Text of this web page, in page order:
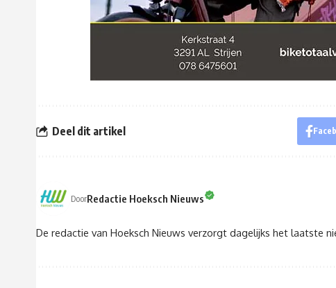
Deel dit artikel
DoorRedactie Hoeksch Nieuws
De redactie van Hoeksch Nieuws verzorgt dagelijks het laatste